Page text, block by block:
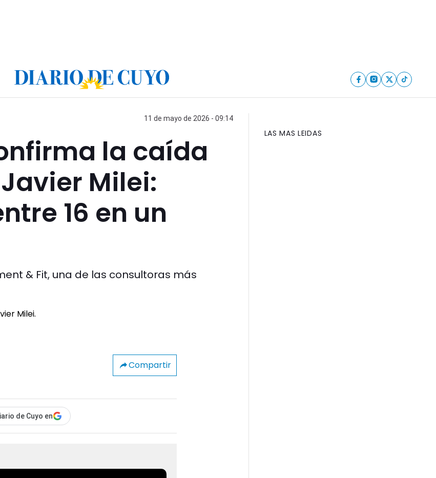
11 de mayo de 2026 - 09:14
la caída
Milei:
16 en un
& Fit, una de las consultoras más
Compartir
de Cuyo en
LAS MAS LEIDAS